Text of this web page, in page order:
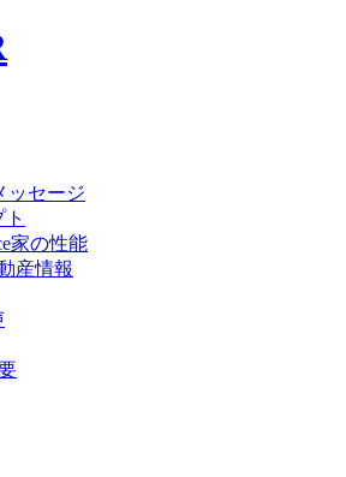
ッセージ
家の性能
産情報